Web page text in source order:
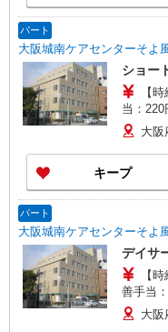
パート
大阪城南ケアセンターそよ
ショー
【時給
当：
り28,720円
勤手当 年末
（6月・12月
用期間
大阪
キープ
パート
大阪城南ケアセンターそよ
デイサ
【時
善手当：200円/時 ▼下
年始手当：380円/
月） ※業績による ※
大阪